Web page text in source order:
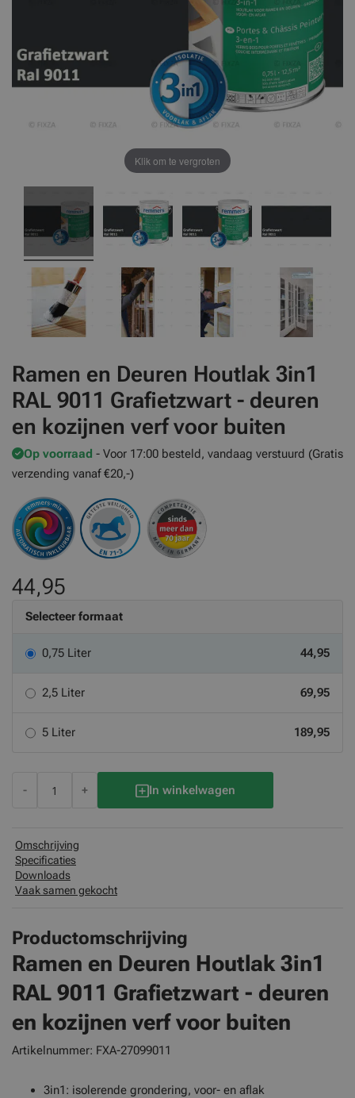
Ramen en Deuren Houtlak 3in1
RAL 9011 Grafietzwart - deuren
en kozijnen verf voor buiten
Op voorraad - Voor 17:00 besteld, vandaag verstuurd (Gratis
verzending vanaf €20,-)
44,95
Selecteer formaat
0,75 Liter 44,95
2,5 Liter 69,95
5 Liter 189,95
- + In winkelwagen
Klik om te vergroten
Omschrijving
Specificaties
Downloads
Vaak samen gekocht
Productomschrijving
Ramen en Deuren Houtlak 3in1
RAL 9011 Grafietzwart - deuren
en kozijnen verf voor buiten
Artikelnummer: FXA-27099011
3in1: isolerende grondering, voor- en aflak